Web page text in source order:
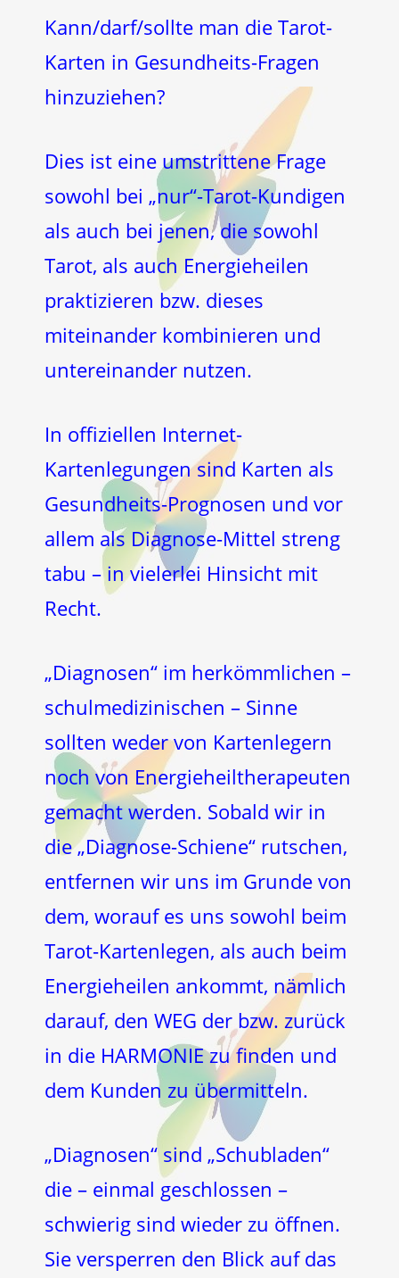
Kann/darf/sollte man die Tarot-
Karten in Gesundheits-Fragen
hinzuziehen?
Dies ist eine umstrittene Frage
sowohl bei „nur“-Tarot-Kundigen
als auch bei jenen, die sowohl
Tarot, als auch Energieheilen
praktizieren bzw. dieses
miteinander kombinieren und
untereinander nutzen.
In offiziellen Internet-
Kartenlegungen sind Karten als
Gesundheits-Prognosen und vor
allem als Diagnose-Mittel streng
tabu – in vielerlei Hinsicht mit
Recht.
„Diagnosen“ im herkömmlichen –
schulmedizinischen – Sinne
sollten weder von Kartenlegern
noch von Energieheiltherapeuten
gemacht werden. Sobald wir in
die „Diagnose-Schiene“ rutschen,
entfernen wir uns im Grunde von
dem, worauf es uns sowohl beim
Tarot-Kartenlegen, als auch beim
Energieheilen ankommt, nämlich
darauf, den WEG der bzw. zurück
in die HARMONIE zu finden und
dem Kunden zu übermitteln.
„Diagnosen“ sind „Schubladen“
die – einmal geschlossen –
schwierig sind wieder zu öffnen.
Sie versperren den Blick auf das